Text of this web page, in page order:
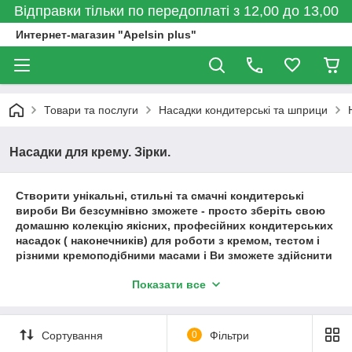
Відправки тільки по передоплаті з 12,00 до 13,00
Интернет-магазин "Apelsin plus"
Товари та послуги Насадки кондитерські та шприци
Насадки для крему. Зірки.
Створити унікальні, стильні та смачні кондитерські
вироби Ви безсумнівно зможете - просто зберіть свою
домашню колекцію якісних, професійних кондитерських
насадок ( наконечників) для роботи з кремом, тестом і
різними кремоподібними масами і Ви зможете здійснити
торти, бісквіти, тістечка і десерти і радуйте своїх
різноманітності видів, типів і розмірів кондитерських
Показати все
Сортування 0 Фільтри